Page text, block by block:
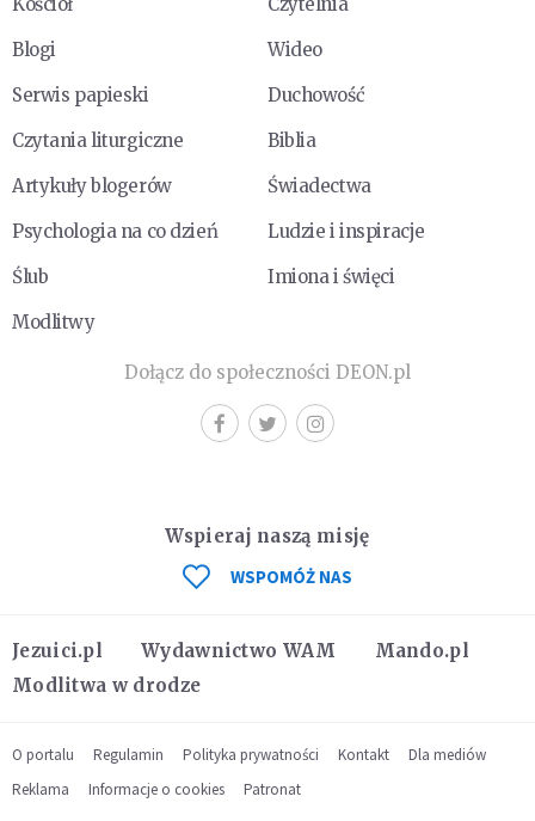
Blogi
Wideo
Serwis papieski
Duchowość
Czytania liturgiczne
Biblia
Artykuły blogerów
Świadectwa
Psychologia na co dzień
Ludzie i inspiracje
Ślub
Imiona i święci
Modlitwy
Dołącz do społeczności DEON.pl
Jezuici.pl Wydawnictwo WAM
Mando.pl
Modlitwa w drodze
Wspieraj naszą misję
WSPOMÓŻ NAS
O portalu Regulamin Polityka prywatności Kontakt
Dla mediów
Reklama
Informacje o cookies Patronat